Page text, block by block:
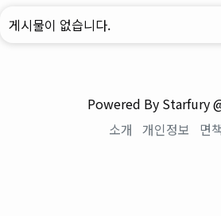
게시물이 없습니다.
Powered By Starfury
소개 개인정보 면